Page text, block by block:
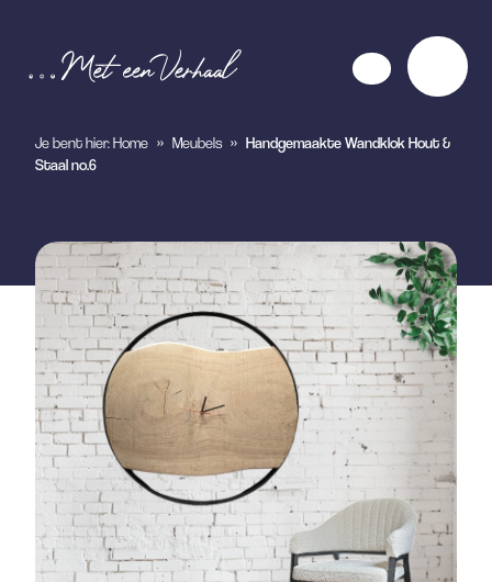
Je bent hier: Home » Meubels » Handgemaakte Wandklok Hout &
Staal no.6